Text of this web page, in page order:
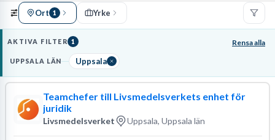
Ort 1 Yrke
AKTIVA FILTER 1 Rensa alla
UPPSALA LÄN Uppsala
Teamchefer till Livsmedelsverkets enhet för
juridik
Livsmedelsverket Uppsala, Uppsala län